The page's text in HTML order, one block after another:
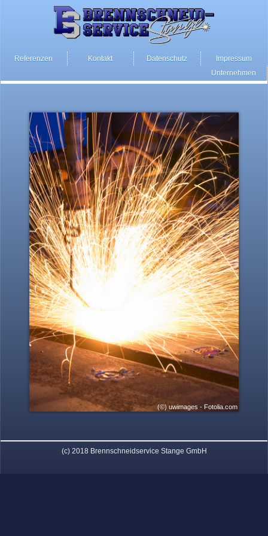
Impressum
Datenschutz
Kontakt
Referenzen
Unternehmen
(©) uwimages - Fotolia.com
(c) 2018 Brennschneidservice Stange GmbH